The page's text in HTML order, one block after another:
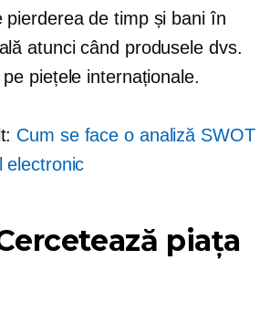
pierderea de timp și bani în
atunci când produsele dvs.
piețele internaționale.
Cum se face o analiză SWOT
electronic
piața